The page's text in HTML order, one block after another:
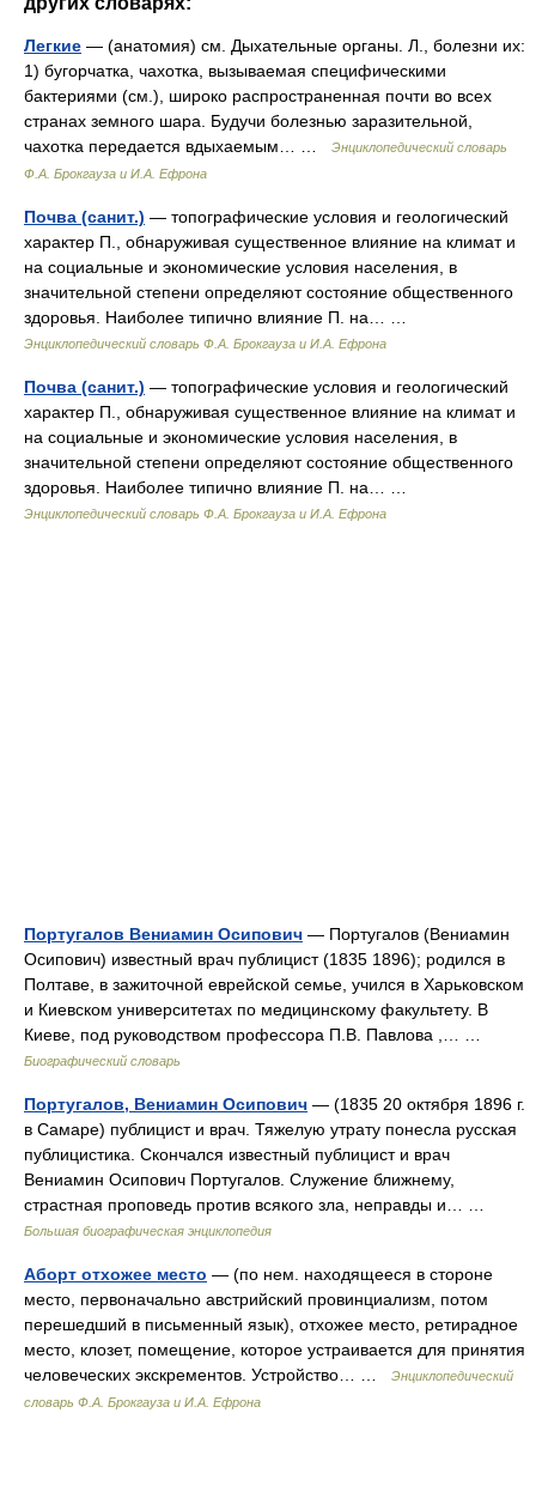
Легкие — (анатомия) см. Дыхательные органы. Л., болезни их:
1) бугорчатка, чахотка, вызываемая специфическими
бактериями (см.), широко распространенная почти во всех
странах земного шара. Будучи болезнью заразительной,
чахотка передается вдыхаемым… …
Энциклопедический словарь
Ф.А. Брокгауза и И.А. Ефрона
Почва (санит.) — топографические условия и геологический
характер П., обнаруживая существенное влияние на климат и
на социальные и экономические условия населения, в
значительной степени определяют состояние общественного
здоровья. Наиболее типично влияние П. на… …
Энциклопедический словарь Ф.А. Брокгауза и И.А. Ефрона
Почва (санит.) — топографические условия и геологический
характер П., обнаруживая существенное влияние на климат и
на социальные и экономические условия населения, в
значительной степени определяют состояние общественного
здоровья. Наиболее типично влияние П. на… …
Энциклопедический словарь Ф.А. Брокгауза и И.А. Ефрона
Португалов Вениамин Осипович — Португалов (Вениамин
Осипович) известный врач публицист (1835 1896); родился в
Полтаве, в зажиточной еврейской семье, учился в Харьковском
и Киевском университетах по медицинскому факультету. В
Киеве, под руководством профессора П.В. Павлова ,… …
Биографический словарь
Португалов, Вениамин Осипович — (1835 20 октября 1896 г.
в Самаре) публицист и врач. Тяжелую утрату понесла русская
публицистика. Скончался известный публицист и врач
Вениамин Осипович Португалов. Служение ближнему,
страстная проповедь против всякого зла, неправды и… …
Большая биографическая энциклопедия
Аборт отхожее место — (по нем. находящееся в стороне
место, первоначально австрийский провинциализм, потом
перешедший в письменный язык), отхожее место, ретирадное
место, клозет, помещение, которое устраивается для принятия
человеческих экскрементов. Устройство… …
Энциклопедический
словарь Ф.А. Брокгауза и И.А. Ефрона